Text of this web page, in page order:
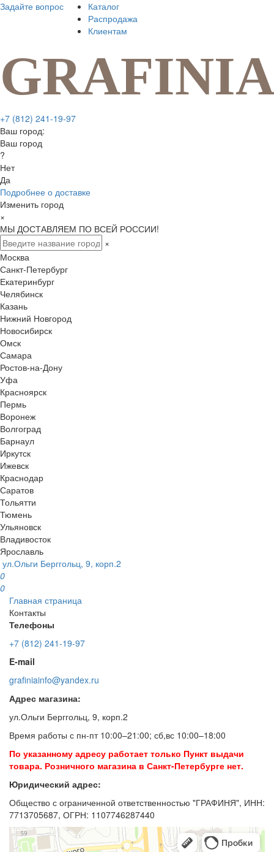
Задайте вопрос
Каталог
Распродажа
Клиентам
+7 (812) 241-19-97
Ваш город:
Ваш город
?
Нет
Да
Подробнее о доставке
Изменить город
×
МЫ ДОСТАВЛЯЕМ ПО ВСЕЙ РОССИИ!
×
Москва
Санкт-Петербург
Екатеринбург
Челябинск
Казань
Нижний Новгород
Новосибирск
Омск
Самара
Ростов-на-Дону
Уфа
Красноярск
Пермь
Воронеж
Волгоград
Барнаул
Иркутск
Ижевск
Краснодар
Саратов
Тольятти
Тюмень
Ульяновск
Владивосток
Ярославль
ул.Ольги Берггольц, 9, корп.2
0
0
Главная страница
Контакты
Телефоны
+7 (812) 241-19-97
E-mail
grafiniainfo@yandex.ru
Адрес магазина:
ул.Ольги Берггольц, 9, корп.2
Время работы с пн-пт 10:00–21:00; сб,вс 10:00–18:00
По указанному адресу работает только Пункт выдачи
товара. Розничного магазина в Санкт-Петербурге нет.
Юридический адрес:
Общество с ограниченной ответственностью "ГРАФИНЯ", ИНН:
7713705687, ОГРН: 1107746287440